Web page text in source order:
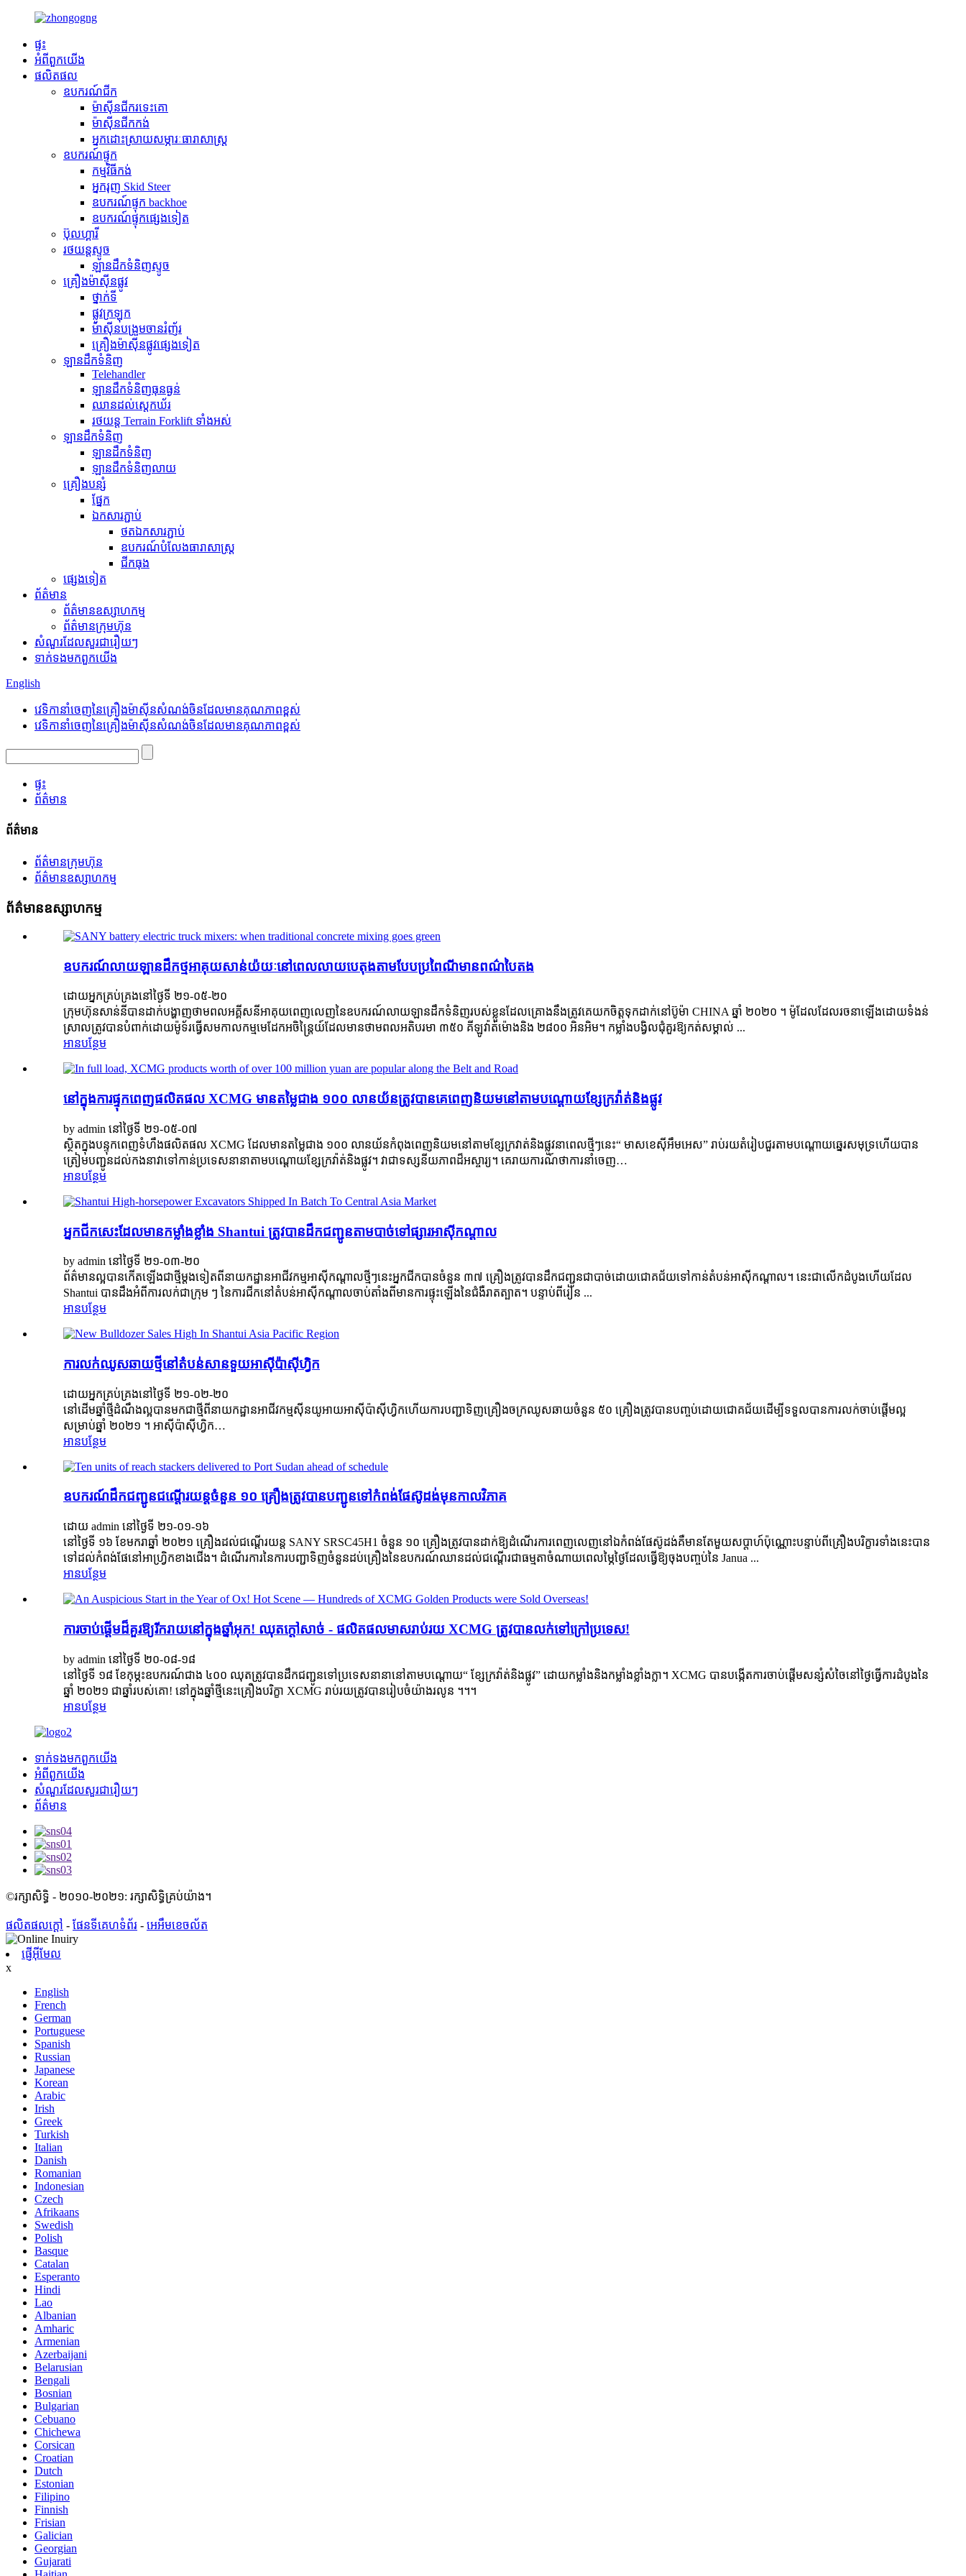
ផ្ទះ
អំពី​ពួក​យើង
ផលិតផល
ឧបករណ៍ជីក
ម៉ាស៊ីនជីករទេះគោ
ម៉ាស៊ីនជីកកង់
អ្នកដោះស្រាយសម្ភារៈធារាសាស្ត្រ
ឧបករណ៍ផ្ទុក
កម្មវិធី​កង់
អ្នករុញ Skid Steer
ឧបករណ៍ផ្ទុក backhoe
ឧបករណ៍ផ្ទុកផ្សេងទៀត
ប៊ុលហ្គារី
រថយន្តស្ទូច
ឡានដឹកទំនិញស្ទូច
គ្រឿងម៉ាស៊ីនផ្លូវ
ថ្នាក់ទី
ផ្លូវក្រឡុក
ម៉ាស៊ីនបង្រួមចានរំញ័រ
គ្រឿងម៉ាស៊ីនផ្លូវផ្សេងទៀត
ឡានដឹកទំនិញ
Telehandler
ឡានដឹកទំនិញធុនធ្ងន់
ឈានដល់ស្តេកឃ័រ
រថយន្ត Terrain Forklift ទាំងអស់
ឡានដឹកទំនិញ
ឡានដឹកទំនិញ
ឡានដឹកទំនិញលាយ
គ្រឿងបន្សំ
ផ្នែក
ឯកសារភ្ជាប់
ថតឯកសារភ្ជាប់
ឧបករណ៍បំលែងធារាសាស្ត្រ
ជីកធុង
ផ្សេងទៀត
ព័ត៌មាន
ព័ត៌មានឧស្សាហកម្ម
ព័ត៌មានក្រុមហ៊ុន
សំណួរដែលសួរជារឿយៗ
ទាក់ទង​មក​ពួក​យើង
English
វេទិកានាំចេញនៃគ្រឿងម៉ាស៊ីនសំណង់ចិនដែលមានគុណភាពខ្ពស់
វេទិកានាំចេញនៃគ្រឿងម៉ាស៊ីនសំណង់ចិនដែលមានគុណភាពខ្ពស់
ផ្ទះ
ព័ត៌មាន
ព័ត៌មាន
ព័ត៌មានក្រុមហ៊ុន
ព័ត៌មានឧស្សាហកម្ម
ព័ត៌មានឧស្សាហកម្ម
ឧបករណ៍លាយឡានដឹកថ្មអាគុយសាន់យ៉យៈនៅពេលលាយបេតុងតាមបែបប្រពៃណីមានពណ៌បៃតង
ដោយអ្នកគ្រប់គ្រងនៅថ្ងៃទី ២១-០៥-២០
ក្រុមហ៊ុនសាន់នីបានដាក់បង្ហាញថាមពលអគ្គីសនីអាគុយពេញលេញនៃឧបករណ៍លាយឡានដឹកទំនិញរបស់ខ្លួនដែលគ្រោងនឹងត្រូវគេយកចិត្តទុកដាក់នៅប៊ូម៉ា CHINA ឆ្នាំ ២០២០ ។ ម៉ូដែលដែលរចនាឡើងដោយទំងន់
ស្រាលត្រូវបានបំពាក់ដោយម៉ូទ័រធ្វើសមកាលកម្មមេដែកអចិន្រ្តៃយ៍ដែលមានថាមពលអតិបរមា ៣៥០ គីឡូវ៉ាត់ម៉ោងនិង ២៨០០ អិនអិម។ កម្លាំងបង្វិលជុំគួរឱ្យកត់សម្គាល់ ...
អាន​បន្ថែម
នៅក្នុងការផ្ទុកពេញផលិតផល XCMG មានតម្លៃជាង ១០០ លានយ័នត្រូវបានគេពេញនិយមនៅតាមបណ្តោយខ្សែក្រវ៉ាត់និងផ្លូវ
by admin នៅថ្ងៃទី ២១-០៥-០៧
ស្ថិតក្នុងបន្ទុកពេញទំហឹងផលិតផល XCMG ដែលមានតម្លៃជាង ១០០ លានយ័នកំពុងពេញនិយមនៅតាមខ្សែក្រវាត់និងផ្លូវនាពេលថ្មីៗនេះ“ មាសខេស៊ីអឹមអេស” រាប់រយតំរៀបជួរតាមបណ្តោយឆ្នេរសមុទ្រហើយបាន
ត្រៀមបញ្ជូនដល់កងនាវាទៅកាន់ប្រទេសនានាតាមបណ្តោយខ្សែក្រវ៉ាត់និងផ្លូវ។ វាជាទស្សនីយភាពដ៏អស្ចារ្យ។ គេរាយការណ៍ថាការនាំចេញ…
អាន​បន្ថែម
អ្នកជីកសេះដែលមានកម្លាំងខ្លាំង Shantui ត្រូវបានដឹកជញ្ជូនតាមបាច់ទៅផ្សារអាស៊ីកណ្តាល
by admin នៅថ្ងៃទី ២១-០៣-២០
ព័ត៌មានល្អបានកើតឡើងជាថ្មីម្តងទៀតពីនាយកដ្ឋានអាជីវកម្មអាស៊ីកណ្តាលថ្មីៗនេះអ្នកជីកបានចំនួន ៣៧ គ្រឿងត្រូវបានដឹកជញ្ជូនជាបាច់ដោយជោគជ័យទៅកាន់តំបន់អាស៊ីកណ្តាល។ នេះជាលើកដំបូងហើយដែល
Shantui បានដឹងអំពីការលក់ជាក្រុម ៗ នៃការជីកនៅតំបន់អាស៊ីកណ្តាលចាប់តាំងពីមានការផ្ទុះឡើងនៃជំងឺរាតត្បាត។ បន្ទាប់ពីរៀន ...
អាន​បន្ថែម
ការលក់ឈូសឆាយថ្មីនៅតំបន់សានទួយអាស៊ីប៉ាស៊ីហ្វិក
ដោយអ្នកគ្រប់គ្រងនៅថ្ងៃទី ២១-០២-២០
នៅដើមឆ្នាំថ្មីដំណឹងល្អបានមកជាថ្មីពីនាយកដ្ឋានអាជីវកម្មស៊ីនយូអាយអាស៊ីប៉ាស៊ីហ្វិកហើយការបញ្ជាទិញគ្រឿងចក្រឈូសឆាយចំនួន ៥០ គ្រឿងត្រូវបានបញ្ចប់ដោយជោគជ័យដើម្បីទទួលបានការលក់ចាប់ផ្តើមល្អ
សម្រាប់ឆ្នាំ ២០២១ ។ អាស៊ីប៉ាស៊ីហ្វិក…
អាន​បន្ថែម
ឧបករណ៍ដឹកជញ្ជូនជណ្តើរយន្តចំនួន ១០ គ្រឿងត្រូវបានបញ្ជូនទៅកំពង់ផែស៊ូដង់មុនកាលវិភាគ
ដោយ admin នៅថ្ងៃទី ២១-០១-១៦
នៅថ្ងៃទី ១៦ ខែមករាឆ្នាំ ២០២១ គ្រឿងដល់ជណ្តើរយន្ត SANY SRSC45H1 ចំនួន ១០ គ្រឿងត្រូវបានដាក់ឱ្យដំណើរការពេញលេញនៅឯកំពង់ផែស៊ូដង់គឺមានតែមួយសប្តាហ៍ប៉ុណ្ណោះបន្ទាប់ពីគ្រឿងបរិក្ខារទាំងនេះបាន
ទៅដល់កំពង់ផែនៅអាហ្វ្រិកខាងជើង។ ដំណើរការនៃការបញ្ជាទិញចំនួនដប់គ្រឿងនៃឧបករណ៍ឈានដល់ជណ្តើរជាធម្មតាចំណាយពេលម្ភៃថ្ងៃដែលធ្វើឱ្យចុងបញ្ចប់នៃ Janua ...
អាន​បន្ថែម
ការចាប់ផ្តើមដ៏គួរឱ្យរីករាយនៅក្នុងឆ្នាំអុក! ឈុតក្តៅសាច់ - ផលិតផលមាសរាប់រយ XCMG ត្រូវបានលក់ទៅក្រៅប្រទេស!
by admin នៅថ្ងៃទី ២០-០៨-១៨
នៅថ្ងៃទី ១៨ ខែកុម្ភះឧបករណ៍ជាង ៤០០ ឈុតត្រូវបានដឹកជញ្ជូនទៅប្រទេសនានានៅតាមបណ្តោយ“ ខ្សែក្រវ៉ាត់និងផ្លូវ” ដោយកម្លាំងនិងកម្លាំងខ្លាំងក្លា។ XCMG បានបង្កើតការចាប់ផ្តើមសន្សំសំចៃនៅថ្ងៃធ្វើការដំបូងនៃ
ឆ្នាំ ២០២១ ជាឆ្នាំរបស់គោ! នៅក្នុងឆ្នាំថ្មីនេះគ្រឿងបរិក្ខា XCMG រាប់រយត្រូវបានរៀបចំយ៉ាងរលូន ។។។
អាន​បន្ថែម
ទាក់ទង​មក​ពួក​យើង
អំពី​ពួក​យើង
សំណួរដែលសួរជារឿយៗ
ព័ត៌មាន
©រក្សាសិទ្ធិ - ២០១០-២០២១: រក្សាសិទ្ធិគ្រប់យ៉ាង។
ផលិតផលក្តៅ - ផែនទីគេហទំព័រ - អេអឹមខេចល័ត
ផ្ញើអ៊ីមែល
x
English
French
German
Portuguese
Spanish
Russian
Japanese
Korean
Arabic
Irish
Greek
Turkish
Italian
Danish
Romanian
Indonesian
Czech
Afrikaans
Swedish
Polish
Basque
Catalan
Esperanto
Hindi
Lao
Albanian
Amharic
Armenian
Azerbaijani
Belarusian
Bengali
Bosnian
Bulgarian
Cebuano
Chichewa
Corsican
Croatian
Dutch
Estonian
Filipino
Finnish
Frisian
Galician
Georgian
Gujarati